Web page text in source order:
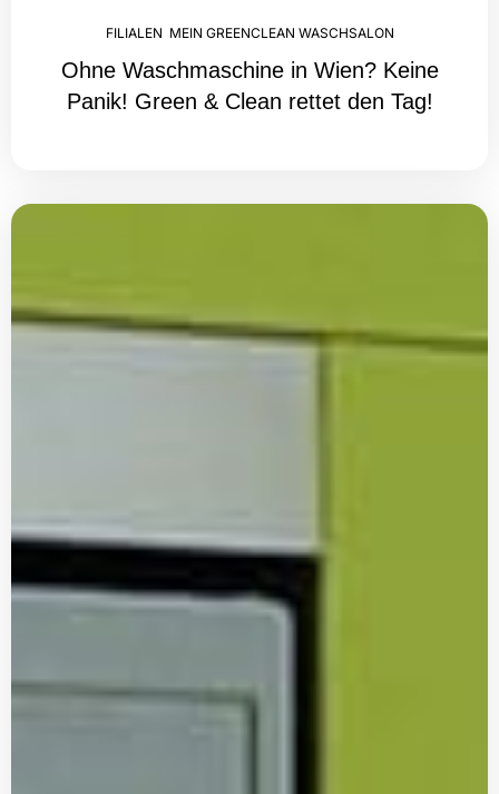
FILIALEN MEIN GREENCLEAN WASCHSALON
Ohne Waschmaschine in Wien? Keine
Panik! Green & Clean rettet den Tag!